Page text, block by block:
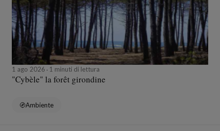
1 ago 2026 1 minuti di lettura
"Cybèle" la forêt girondine
Ambiente